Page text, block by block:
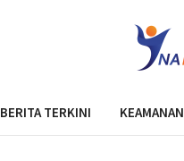
BERITA TERKINI KEAMANAN